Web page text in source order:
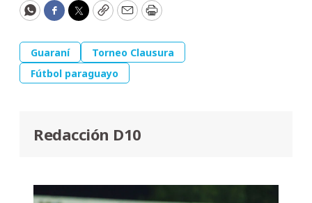
WhatsApp
Facebook
Twitter
CopyEmailPrint
Guaraní
Torneo Clausura
Fútbol paraguayo
Redacción D10